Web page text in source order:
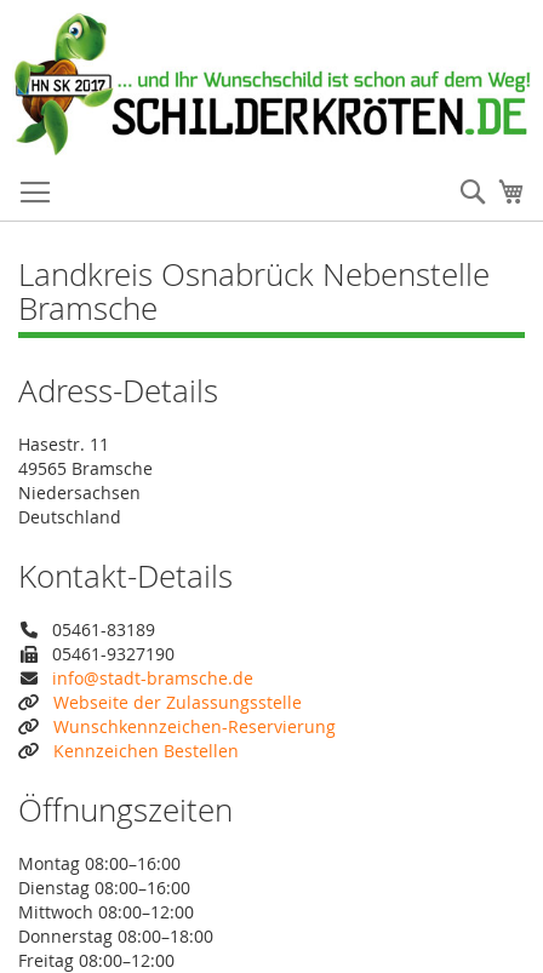
Landkreis Osnabrück Nebenstelle
Bramsche
Adress-Details
Hasestr. 11
49565 Bramsche
Niedersachsen
Deutschland
Kontakt-Details
05461-83189
05461-9327190
info@stadt-bramsche.de
Webseite der Zulassungsstelle
Wunschkennzeichen-Reservierung
Kennzeichen Bestellen
Öffnungszeiten
Montag 08:00–16:00
Dienstag 08:00–16:00
Mittwoch 08:00–12:00
Donnerstag 08:00–18:00
Freitag 08:00–12:00